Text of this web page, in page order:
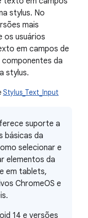
stylus. No
mais
os usuários
em campos de
da
stylus.
Stylus_Text_Input
suporte a
básicas da
selecionar e
elementos da
em tablets,
ChromeOS e
14 e versões